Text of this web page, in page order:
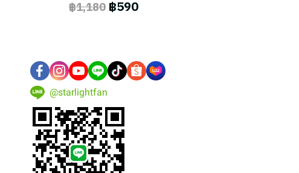
฿1,180 ฿590
@starlightfan